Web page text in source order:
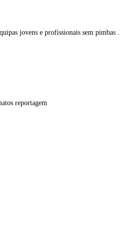
jovens e profissionais sem pimbas ...
reportagem